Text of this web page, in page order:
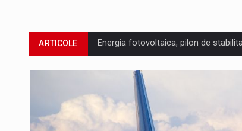
ARTICOLE Energia fotovoltaica, pilon de
ARTICOLE Cum invatam sa spunem nu intr-o
ARTICOLE Ingredient Spotlight: What SKU Level
ARTICOLE Producatorii si comerciantii care